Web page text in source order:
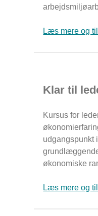
Læs mere og
Klar til
Kursus for
udgangspunkt
økonomiske
Læs mere og